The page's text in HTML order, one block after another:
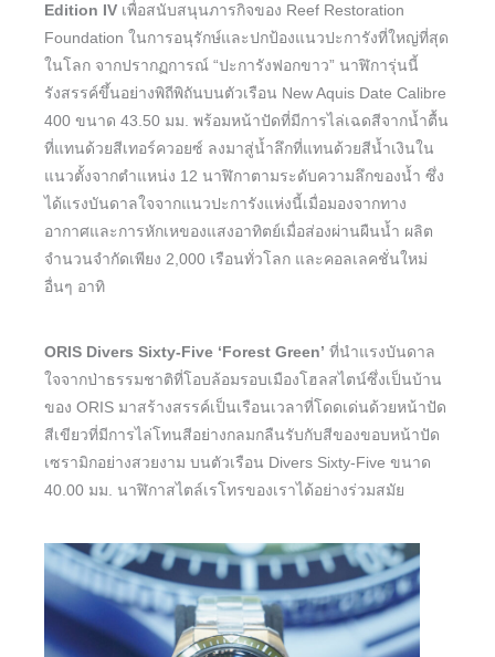
Edition IV เพื่อสนับสนุนภารกิจของ Reef Restoration
Foundation ในการอนุรักษ์และปกป้องแนวปะการังที่ใหญ่ที่สุด
ในโลก จากปรากฏการณ์ “ปะการังฟอกขาว” นาฬิการุ่นนี้
รังสรรค์ขึ้นอย่างพิถีพิถันบนตัวเรือน New Aquis Date Calibre
400 ขนาด 43.50 มม. พร้อมหน้าปัดที่มีการไล่เฉดสีจากน้ำตื้น
ที่แทนด้วยสีเทอร์ควอยซ์ ลงมาสู่น้ำลึกที่แทนด้วยสีน้ำเงินใน
แนวตั้งจากตำแหน่ง 12 นาฬิกาตามระดับความลึกของน้ำ ซึ่ง
ได้แรงบันดาลใจจากแนวปะการังแห่งนี้เมื่อมองจากทาง
อากาศและการหักเหของแสงอาทิตย์เมื่อส่องผ่านผืนน้ำ ผลิต
จำนวนจำกัดเพียง 2,000 เรือนทั่วโลก และคอลเลคชั่นใหม่
อื่นๆ อาทิ
ORIS Divers Sixty-Five ‘Forest Green’ ที่นำแรงบันดาล
ใจจากป่าธรรมชาติที่โอบล้อมรอบเมืองโฮลสไตน์ซึ่งเป็นบ้าน
ของ ORIS มาสร้างสรรค์เป็นเรือนเวลาที่โดดเด่นด้วยหน้าปัด
สีเขียวที่มีการไล่โทนสีอย่างกลมกลืนรับกับสีของขอบหน้าปัด
เซรามิกอย่างสวยงาม บนตัวเรือน Divers Sixty-Five ขนาด
40.00 มม. นาฬิกาสไตล์เรโทรของเราได้อย่างร่วมสมัย